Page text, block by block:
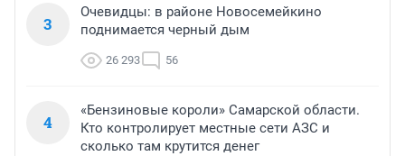
3
Очевидцы: в районе Новосемейкино
поднимается черный дым
26 293 56
4
«Бензиновые короли» Самарской области.
Кто контролирует местные сети АЗС и
сколько там крутится денег